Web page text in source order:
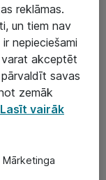
reklāmas.
un tiem nav
nepieciešami
akceptēt
savas
zemāk
Lasīt vairāk
Mārketinga